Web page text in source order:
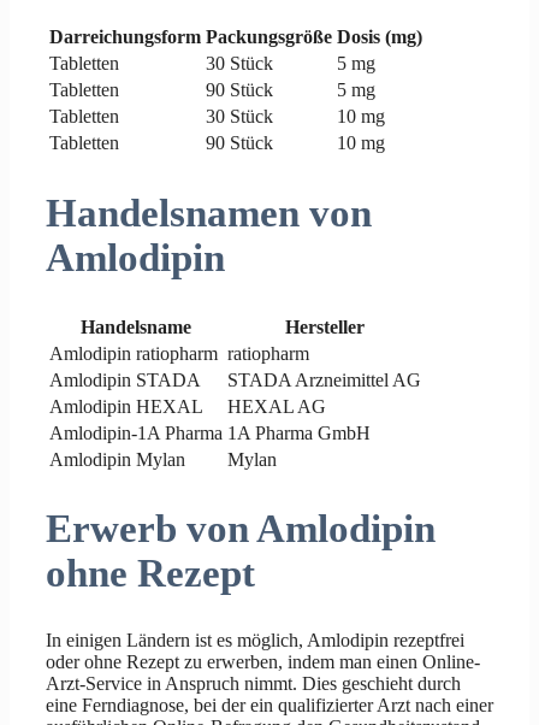
Darreichungsform Packungsgröße Dosis (mg)
Tabletten
30 Stück
5 mg
Tabletten
90 Stück
5 mg
Tabletten
30 Stück
10 mg
Tabletten
90 Stück 10 mg
Handelsnamen von
Amlodipin
Handelsname
Hersteller
Amlodipin ratiopharm ratiopharm
Amlodipin STADA
STADA Arzneimittel AG
Amlodipin HEXAL
HEXAL AG
Amlodipin-1A Pharma 1A Pharma GmbH
Amlodipin Mylan
Mylan
Erwerb von Amlodipin
ohne Rezept
In einigen Ländern ist es möglich, Amlodipin rezeptfrei
oder ohne Rezept zu erwerben, indem man einen Online-
Arzt-Service in Anspruch nimmt. Dies geschieht durch
eine Ferndiagnose, bei der ein qualifizierter Arzt nach einer